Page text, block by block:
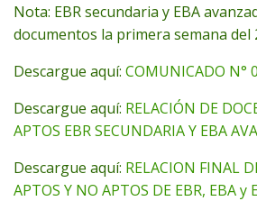
Nota: EBR secundaria y EBA
documentos la primera semana del
Descargue aquí: COMUNICADO N°
Descargue aquí: RELACIÓN DE
APTOS EBR SECUNDARIA Y EBA
Descargue aquí: RELACION FINAL
APTOS Y NO APTOS DE EBR, EBA y